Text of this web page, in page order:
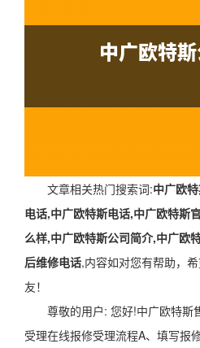
文章相关热门搜索词:中广欧
电话,中广欧特斯电话,中广欧特斯
么样,中广欧特斯公司简介,中广欧
后维修电话,内容如对您有帮助，
友！
尊敬的用户: 您好!中广欧特斯
受理在线报修受理流程A、填写报